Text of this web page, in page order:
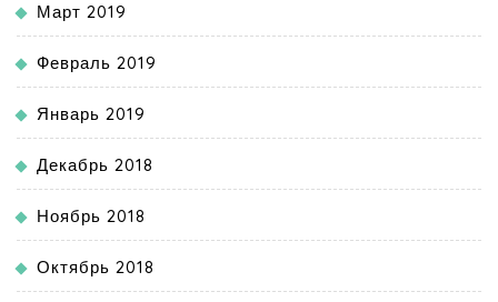
Март 2019
Февраль 2019
Январь 2019
Декабрь 2018
Ноябрь 2018
Октябрь 2018